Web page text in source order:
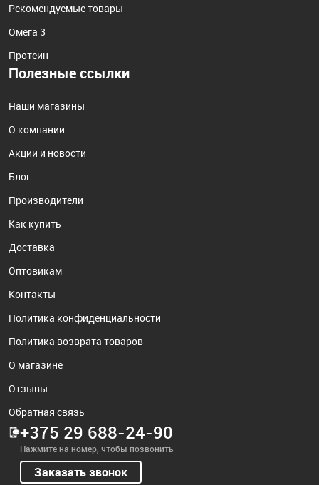
Рекомендуемые товары
Омега 3
Протеин
Полезные ссылки
Наши магазины
О компании
Акции и новости
Блог
Производители
Как купить
Доставка
Оптовикам
Контакты
Политика конфиденциальности
Политика возврата товаров
О магазине
Отзывы
Обратная связь
+375 29 688-24-90
Нажмите на номер, чтобы позвонить
Заказать звонок